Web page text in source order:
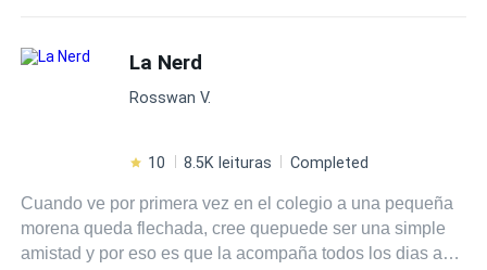
acepta, sin saber que está entrando en un mundo de
accidentes comienzan. Las miradas pesan demasiado. Y
Ahora Nolly no solo lucha por proteger al niño… sino por
puede costarle la vida.
Segunda Oportunidad
La Nerd
Rosswan V.
10 8.5K leituras Completed
Cuando ve por primera vez en el colegio a una pequeña
morena queda flechada, cree quepuede ser una simple
amistad y por eso es que la acompaña todos los dias a